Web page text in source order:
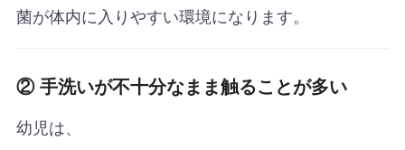
菌が体内に入りやすい環境になります。
② 手洗いが不十分なまま触ることが多い
幼児は、